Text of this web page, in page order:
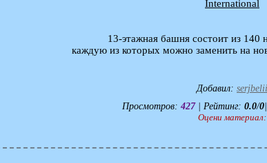
International
13-этажная башня состоит из 140
каждую из которых можно заменить на
Добавил: serjbelii
Просмотров: 427| Рейтинг: 0.0/0
Оцени материал: